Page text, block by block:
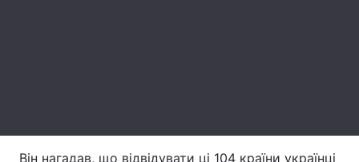
Тема оформлення
Він нагадав, що відвідувати ці 104 країни українці